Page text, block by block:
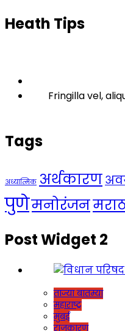
Heath Tips
Fringilla vel,
Tags
अध्यात्मिक अर्थकारण
पुणेमनोरंजन
Post Widget 2
ताज्या बातम्या
महाराष्ट्र
मुंबई
राजकारण